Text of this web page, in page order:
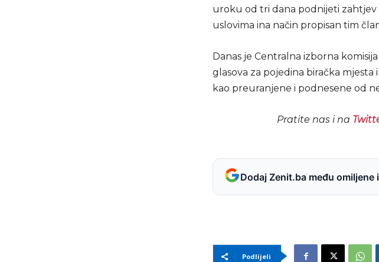
uroku od tri dana podnijeti zahtjev
uslovima ina način propisan tim
Danas je Centralna izborna
glasova za pojedina biračka
kao preuranjene i podnesene od
Pratite nas i na
Dodaj Zenit.ba među omiljene
Podlijeli